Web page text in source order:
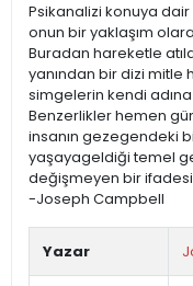
Psikanalizi konuya
onun bir yaklaşım
Buradan hareketle
yanından bir dizi mitle
simgelerin kendi
Benzerlikler hemen
insanın gezegendeki
yaşayageldiği temel
değişmeyen bir
-Joseph Campbell
Yazar